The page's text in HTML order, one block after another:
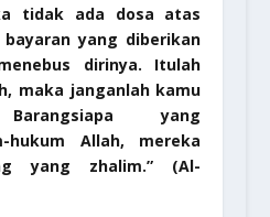
tidak ada dosa atas
yang diberikan
dirinya. Itulah
maka janganlah kamu
Barangsiapa yang
hukum Allah, mereka
yang zhalim.” (Al-